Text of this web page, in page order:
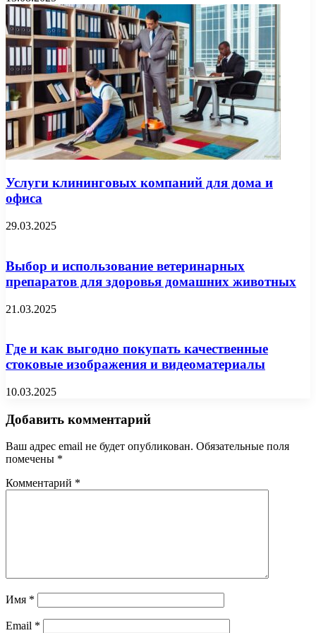
Услуги клининговых компаний для дома и
офиса
29.03.2025
Выбор и использование ветеринарных
препаратов для здоровья домашних животных
21.03.2025
Где и как выгодно покупать качественные
стоковые изображения и видеоматериалы
10.03.2025
Добавить комментарий
Ваш адрес email не будет опубликован. Обязательные поля
помечены *
Комментарий *
Имя *
Email *